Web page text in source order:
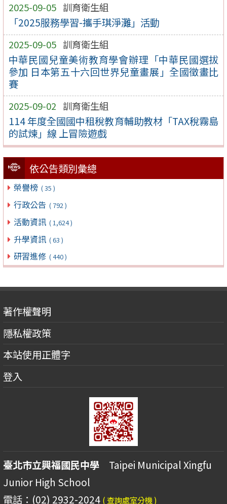
2025-09-05 訓育衛生組
「2025服務學習-攜手琪淨灘」活動
2025-09-05 訓育衛生組
中華民國兒童美術教育學會辦理「中華民國選拔
參加 日本第五十六回世界兒童畫展」全國徵畫比
賽
2025-09-02 訓育衛生組
114 年度全國國中租稅教育輔助教材「TAX稅霧島
的試煉」線 上冒險遊戲
依公告類別彙總
榮譽榜 ( 35 )
行政公告 ( 792 )
活動資訊 ( 1,624 )
升學資訊 ( 63 )
研習進修 ( 440 )
著作權聲明
隱私權政策
本站使用正體字
登入
臺北市立興福國民中學 Taipei Municipal Xingfu
Junior High School
電話：(02) 2932-2024 ( 查詢處室分機 )